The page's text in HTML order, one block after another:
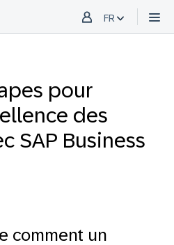
FR
pour
des
SAP Business
comment un